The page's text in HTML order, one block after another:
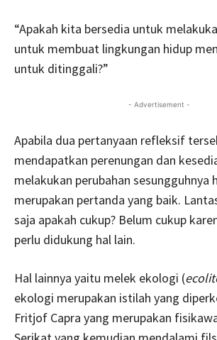
“Apakah kita bersedia untuk
untuk membuat lingkungan hidup
untuk ditinggali?”
- Advertisement -
Apabila dua pertanyaan refleksif
mendapatkan perenungan dan
melakukan perubahan sesungguhnya
merupakan pertanda yang baik.
saja apakah cukup? Belum cukup
perlu didukung hal lain.
Hal lainnya yaitu melek ekologi (
ekologi merupakan istilah yang
Fritjof Capra yang merupakan